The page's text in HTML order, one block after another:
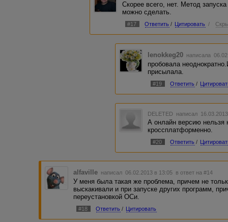
Скорее всего, нет. Метод
можно сделать.
#17 Ответить / Цитировать /
lenokkeg20 написала
пробовала
присылала.
#19 Ответить /
DELETED написал
А онлайн версию нельзя
кроссплатформенно.
#20 Ответить /
alfaville написал 06.02.2013 в 13:05 в ответ на #14
У меня была такая же проблема, причем не
выскакивали и при запуске других программ,
переустановкой ОСи.
#18 Ответить / Цитировать